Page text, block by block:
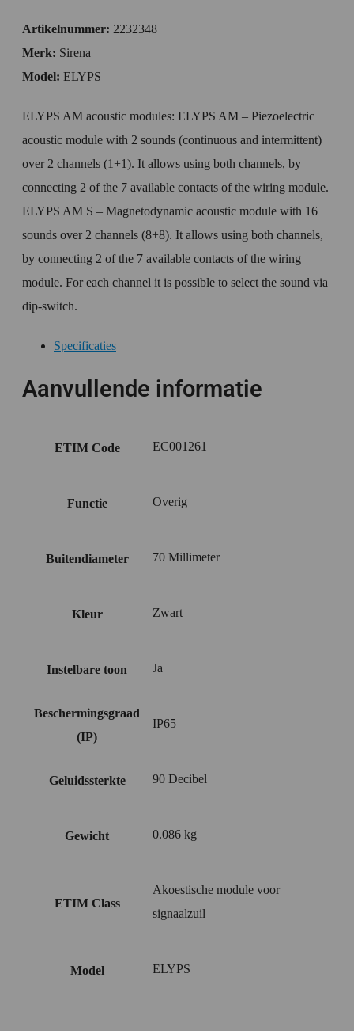
Artikelnummer: 2232348
Merk: Sirena
Model: ELYPS
ELYPS AM acoustic modules: ELYPS AM – Piezoelectric
acoustic module with 2 sounds (continuous and intermittent)
over 2 channels (1+1). It allows using both channels, by
connecting 2 of the 7 available contacts of the wiring module.
ELYPS AM S – Magnetodynamic acoustic module with 16
sounds over 2 channels (8+8). It allows using both channels,
by connecting 2 of the 7 available contacts of the wiring
module. For each channel it is possible to select the sound via
dip-switch.
Specificaties
Aanvullende informatie
ETIM Code EC001261
Functie Overig
Buitendiameter 70 Millimeter
Kleur Zwart
Instelbare toon Ja
Beschermingsgraad
(IP)
IP65
Geluidssterkte 90 Decibel
Gewicht 0.086 kg
ETIM Class
Akoestische module voor
signaalzuil
Model ELYPS